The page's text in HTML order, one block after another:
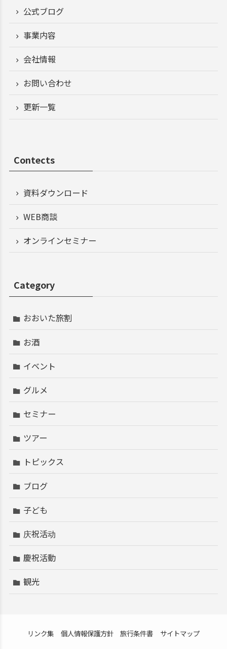
公式ブログ
事業内容
会社情報
お問い合わせ
更新一覧
Contects
資料ダウンロード
WEB商談
オンラインセミナー
Category
おおいた旅割
お酒
イベント
グルメ
セミナー
ツアー
トピックス
ブログ
子ども
庆祝活动
慶祝活動
観光
リンク集 個人情報保護方針 旅行条件書 サイトマップ